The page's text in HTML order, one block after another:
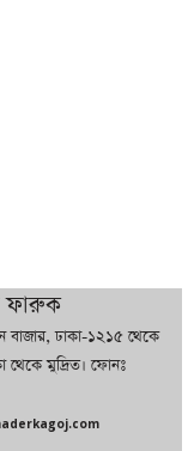
‘এত দাম তো
ফারুক
ঢাকা-১২১৫ থেকে
থেকে মুদ্রিত। ফোনঃ